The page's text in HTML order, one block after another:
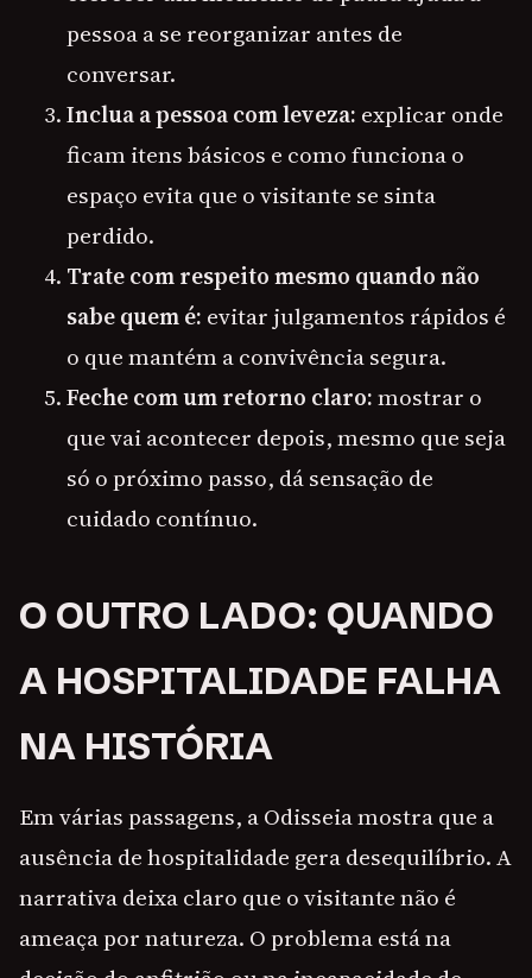
pessoa a se reorganizar antes de
conversar.
Inclua a pessoa com leveza: explicar onde
ficam itens básicos e como funciona o
espaço evita que o visitante se sinta
perdido.
Trate com respeito mesmo quando não
sabe quem é: evitar julgamentos rápidos é
o que mantém a convivência segura.
Feche com um retorno claro:mostrar o
que vai acontecer depois, mesmo que seja
só o próximo passo, dá sensação de
cuidado contínuo.
O OUTRO LADO: QUANDO
A HOSPITALIDADE FALHA
NA HISTÓRIA
Em várias passagens, a Odisseia mostra que a
ausência de hospitalidade gera desequilíbrio. A
narrativa deixa claro que o visitante não é
ameaça por natureza. O problema está na